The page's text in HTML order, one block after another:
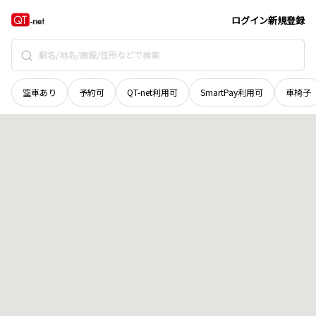
ログイン新規登録
空車あり 予約可 QT-net利用可 SmartPay利用可 車椅子
宮城県